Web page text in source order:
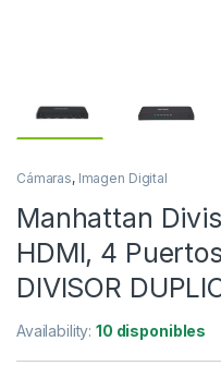
Cámaras, Imagen Digital
Manhattan
HDMI, 4
DIVISOR
Availability:10 disponibles